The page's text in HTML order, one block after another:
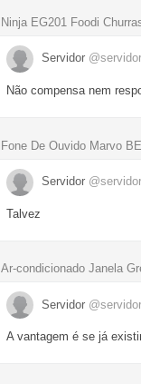
Ninja EG201 Foodi
Servidor @servidor
Não compensa nem
Fone De Ouvido Marvo
Servidor @servidor
Talvez
Ar-condicionado Janela
Servidor @servidor
A vantagem é se já